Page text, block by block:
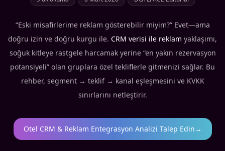
“Eski misafirlerime reklam gösterebilir miyim?” Evet—ama
doğru izin ve doğru kurgu ile. CRM verisi ile reklam yaklaşımı,
soğuk kitleye rastgele harcamak yerine “en yakın rezervasyon
potansiyeli” olan gruplara özel tekliflerle gitmenizi sağlar. Bu
rehber, segment → teklif → kanal eşleşmesini ve KVKK
sınırlarını netleştirir.
Otel CRM & Reklam Entegrasyon Analizi Talep Edin→